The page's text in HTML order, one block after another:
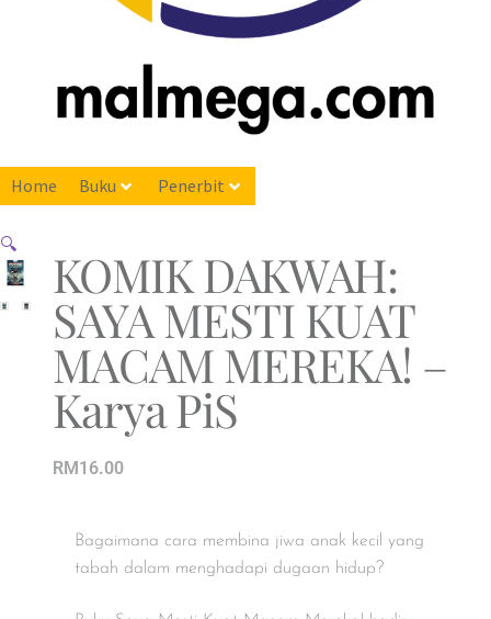
Home Buku Penerbit
🔍 KOMIK DAKWAH:
SAYA MESTI KUAT
MACAM MEREKA! –
Karya PiS
RM16.00
Bagaimana cara membina jiwa anak kecil yang
tabah dalam menghadapi dugaan hidup?